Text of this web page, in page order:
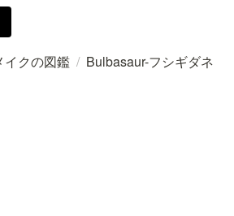
イクの図鑑 / Bulbasaur-フシギダネ